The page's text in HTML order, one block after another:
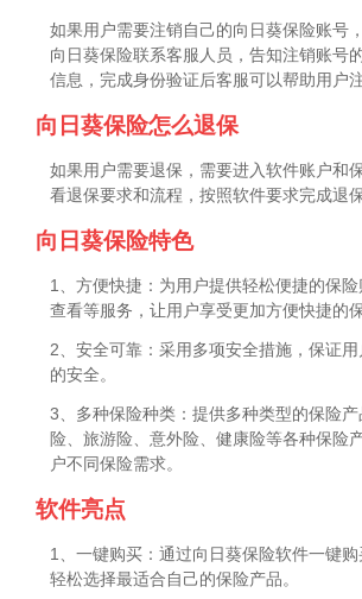
如果用户需要注销自己的向日葵保险账号
向日葵保险联系客服人员，告知注销账号
信息，完成身份验证后客服可以帮助用户
向日葵保险怎么退保
如果用户需要退保，需要进入软件账户和
看退保要求和流程，按照软件要求完成退保
向日葵保险特色
1、方便快捷：为用户提供轻松便捷的保险
查看等服务，让用户享受更加方便快捷的
2、安全可靠：采用多项安全措施，保证用
的安全。
3、多种保险种类：提供多种类型的保险
险、旅游险、意外险、健康险等各种保险
户不同保险需求。
软件亮点
1、一键购买：通过向日葵保险软件一键购
轻松选择最适合自己的保险产品。